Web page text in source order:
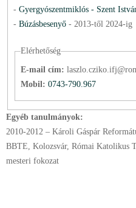
- Gyergyószentmiklós - Szent
- Búzásbesenyő- 2013-től 2024-ig
Elérhetőség
E-mail cím:
Mobil: 0743-790.967
Egyéb tanulmányok:
2010-2012 – Károli Gáspár
BBTE, Kolozsvár, Római Katolikus
mesteri fokozat